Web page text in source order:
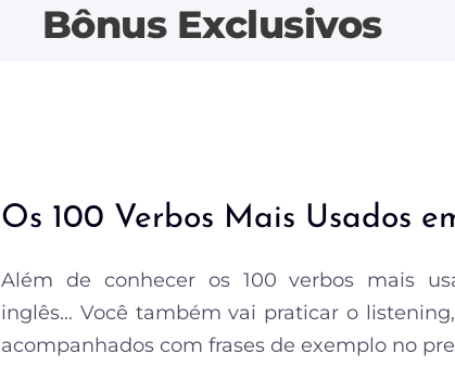
Bônus Exclusivos
Os 100 Verbos Mais Usados
Além de conhecer os 100 verbos mais
inglês... Você também vai praticar o
acompanhados com frases de exemplo no